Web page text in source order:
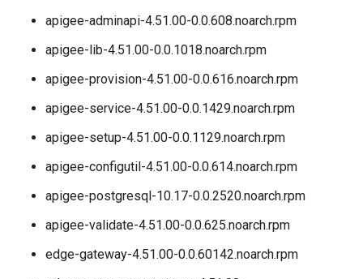
apigee-adminapi-4.51.00-0.0.608.noarch.rpm
apigee-lib-4.51.00-0.0.1018.noarch.rpm
apigee-provision-4.51.00-0.0.616.noarch.rpm
apigee-service-4.51.00-0.0.1429.noarch.rpm
apigee-setup-4.51.00-0.0.1129.noarch.rpm
apigee-configutil-4.51.00-0.0.614.noarch.rpm
apigee-postgresql-10.17-0.0.2520.noarch.rpm
apigee-validate-4.51.00-0.0.625.noarch.rpm
edge-gateway-4.51.00-0.0.60142.noarch.rpm